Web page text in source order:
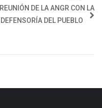
REUNIÓN DE LA ANGR CON LA
DEFENSORÍA DEL PUEBLO